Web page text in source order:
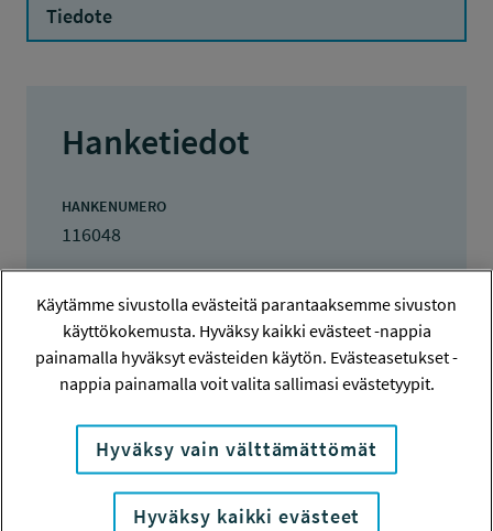
Tiedote
Hanketiedot
HANKENUMERO
116048
Saara Taponen
TOTEUTTAJA
Saara Taponen
LISÄTIETOJA
Saara Taponen
saara.taponen@kolumbus.fi
Käytämme sivustolla evästeitä parantaaksemme sivuston
käyttökokemusta. Hyväksy kaikki evästeet -nappia
painamalla hyväksyt evästeiden käytön. Evästeasetukset -
nappia painamalla voit valita sallimasi evästetyypit.
Hyväksy vain välttämättömät
Hyväksy kaikki evästeet